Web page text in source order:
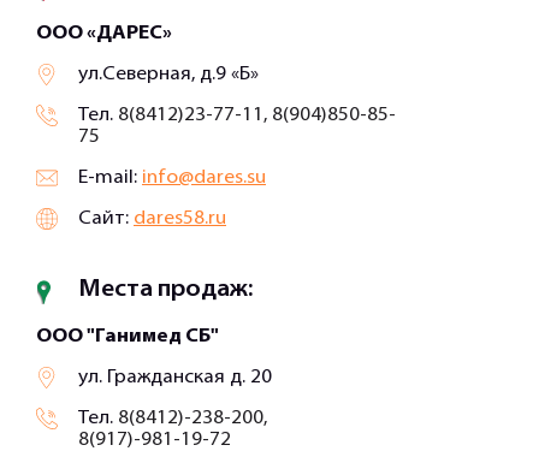
ООО «ДАРЕС»
ул.Северная, д.9 «Б»
Тел. 8(8412)23-77-11, 8(904)850-85-
75
E-mail: info@dares.su
Сайт: dares58.ru
Места продаж:
ООО "Ганимед СБ"
ул. Гражданская д. 20
Тел. 8(8412)-238-200,
8(917)-981-19-72